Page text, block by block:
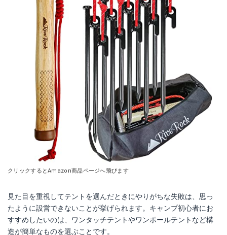
クリックするとAmazon商品ページへ飛びます
見た目を重視してテントを選んだときにやりがちな失敗は、思っ
たように設営できないことが挙げられます。キャンプ初心者にお
すすめしたいのは、ワンタッチテントやワンポールテントなど構
造が簡単なものを選ぶことです。